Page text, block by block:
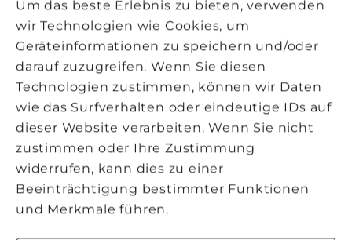
Um das beste Erlebnis zu bieten, verwenden
wir Technologien wie Cookies, um
Geräteinformationen zu speichern und/oder
darauf zuzugreifen. Wenn Sie diesen
Technologien zustimmen, können wir Daten
wie das Surfverhalten oder eindeutige IDs auf
dieser Website verarbeiten. Wenn Sie nicht
zustimmen oder Ihre Zustimmung
widerrufen, kann dies zu einer
Beeinträchtigung bestimmter Funktionen
und Merkmale führen.
unserer Hilfe zur Seite.
FAQ
Click to accept marketing cookies
and enable this content